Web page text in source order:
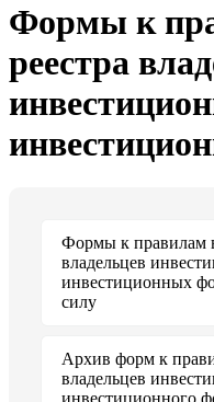
Формы к
реестра
Формы к правилам
владельцев
инвестиционных
силу
Архив форм к
владельцев